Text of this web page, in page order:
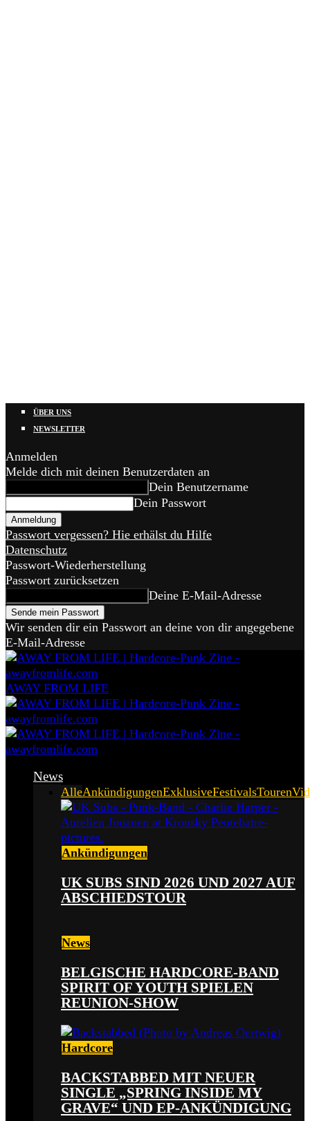
ÜBER UNS
NEWSLETTER
Anmelden
Melde dich mit deinen Benutzerdaten an
Dein Benutzername
Dein Passwort
Passwort vergessen? Hie erhälst du Hilfe
Datenschutz
Passwort-Wiederherstellung
Passwort zurücksetzen
Deine E-Mail-Adresse
Wir senden dir ein Passwort an deine von dir angegebene
E-Mail-Adresse
AWAY FROM LIFE
News
AlleAnkündigungenExklusiveFestivalsTouren
Ankündigungen
UK SUBS SIND 2026 UND 2027 AUF
ABSCHIEDSTOUR
News
BELGISCHE HARDCORE-BAND
SPIRIT OF YOUTH SPIELEN
REUNION-SHOW
Hardcore
BACKSTABBED MIT NEUER
SINGLE „SPRING INSIDE MY
GRAVE“ UND EP-ANKÜNDIGUNG